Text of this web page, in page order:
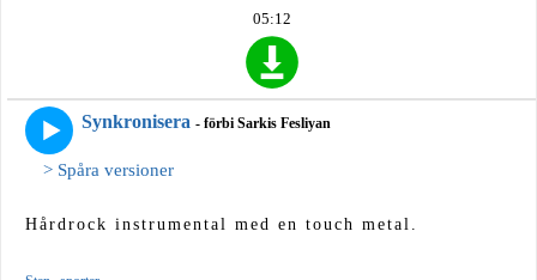
05:12
Synkronisera - förbi Sarkis Fesliyan
> Spåra versioner
Hårdrock instrumental med en touch metal.